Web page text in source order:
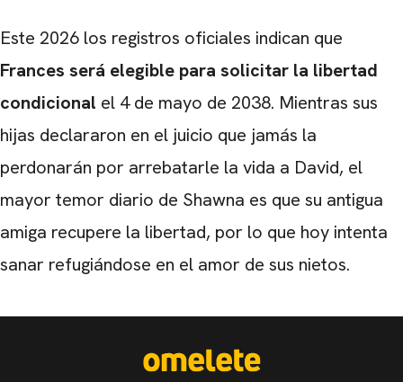
Este 2026 los registros oficiales indican que
Frances será elegible para solicitar la libertad
condicional el 4 de mayo de 2038. Mientras sus
hijas declararon en el juicio que jamás la
perdonarán por arrebatarle la vida a David, el
mayor temor diario de Shawna es que su antigua
amiga recupere la libertad, por lo que hoy intenta
sanar refugiándose en el amor de sus nietos.